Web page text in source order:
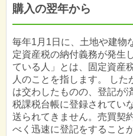
購入の翌年から
毎年1月1日に、土地や建物
定資産税の納付義務が発生
ている人」とは、固定資産
人のことを指します。 し
は交わしたものの、登記が
税課税台帳に登録されてい
送られてきません。売買契
べく迅速に登記をすること